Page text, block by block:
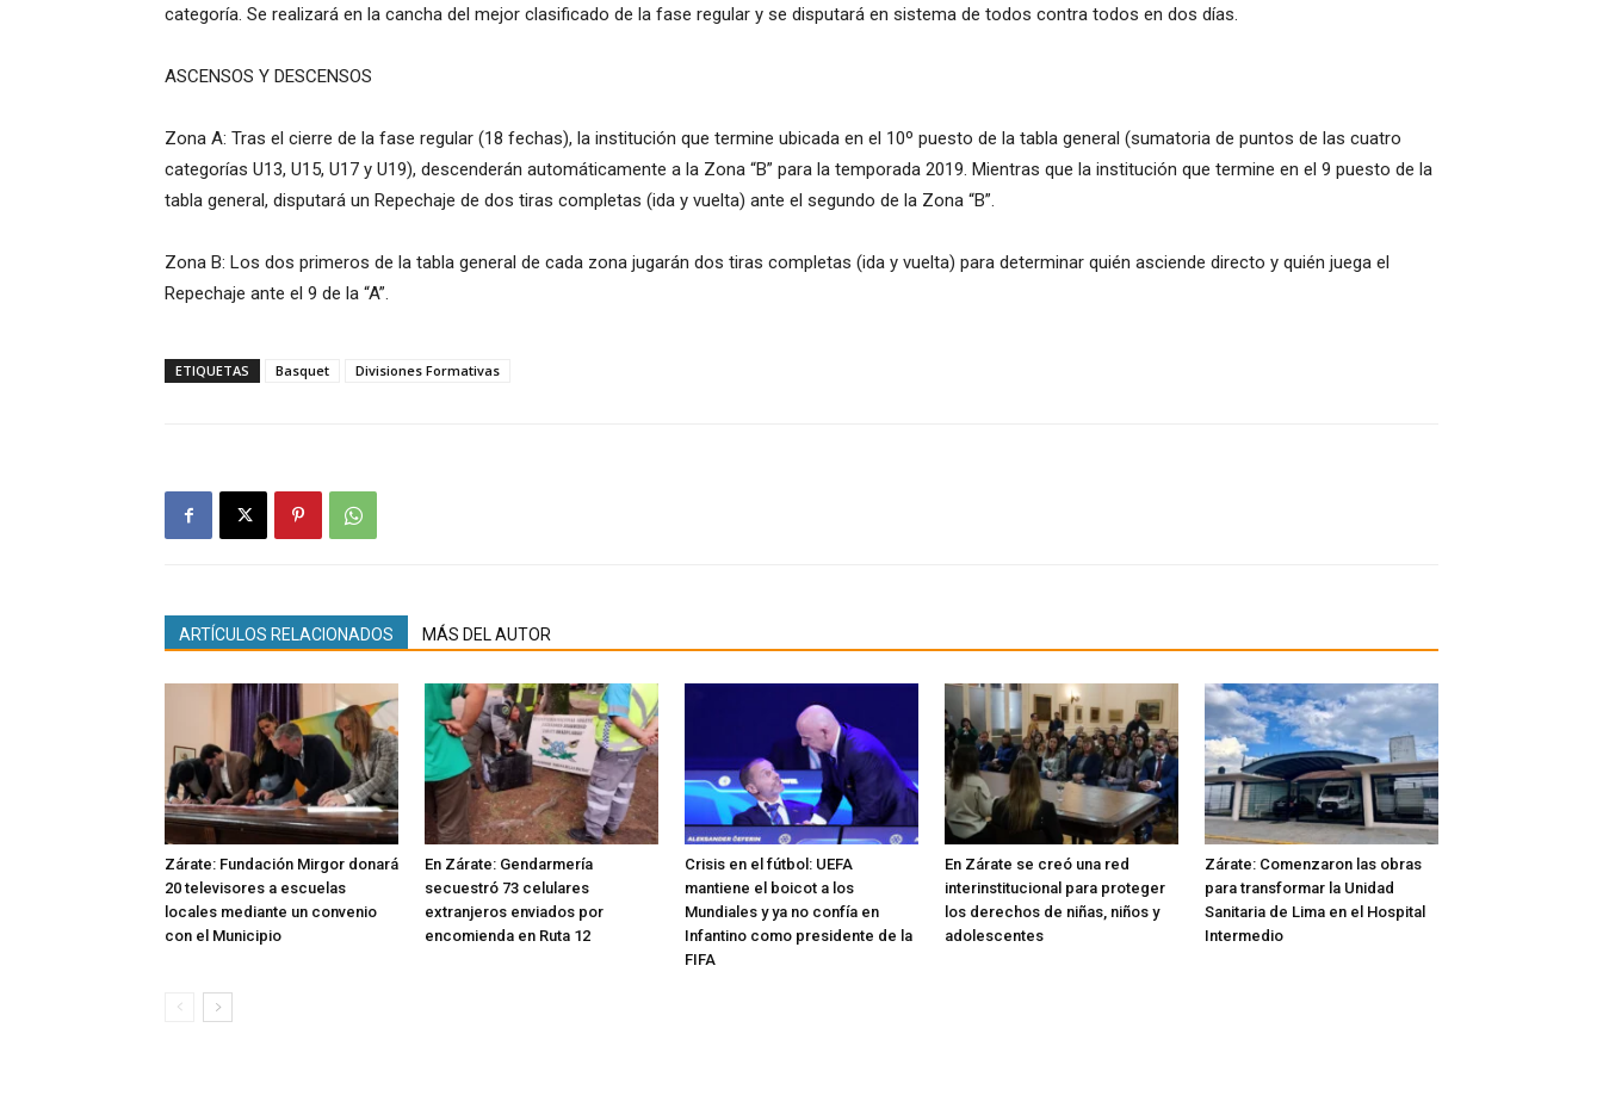
categoría. Se realizará en la cancha del mejor clasificado de la fase regular y se disputará en sistema de todos contra todos en dos días.
ASCENSOS Y DESCENSOS
Zona A: Tras el cierre de la fase regular (18 fechas), la institución que termine ubicada en el 10º puesto de la tabla general (sumatoria de puntos de las cuatro
categorías U13, U15, U17 y U19), descenderán automáticamente a la Zona “B” para la temporada 2019. Mientras que la institución que termine en el 9 puesto de la
tabla general, disputará un Repechaje de dos tiras completas (ida y vuelta) ante el segundo de la Zona “B”.
Zona B: Los dos primeros de la tabla general de cada zona jugarán dos tiras completas (ida y vuelta) para determinar quién asciende directo y quién juega el
Repechaje ante el 9 de la “A”.
ETIQUETAS Basquet Divisiones Formativas
ARTÍCULOS RELACIONADOS MÁS DEL AUTOR
Zárate: Fundación Mirgor donará
20 televisores a escuelas
locales mediante un convenio
con el Municipio
En Zárate: Gendarmería
secuestró 73 celulares
extranjeros enviados por
encomienda en Ruta 12
Crisis en el fútbol: UEFA
mantiene el boicot a los
Mundiales y ya no confía en
Infantino como presidente de la
FIFA
En Zárate se creó una red
interinstitucional para proteger
los derechos de niñas, niños y
adolescentes
Zárate: Comenzaron las obras
para transformar la Unidad
Sanitaria de Lima en el Hospital
Intermedio